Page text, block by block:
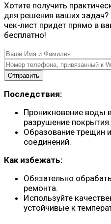
Хотите получить
для решения ваших
чек-лист придет прямо в
бесплатно!
Последствия:
Проникновение воды
разрушение покрытия.
Образование трещин
соединений.
Как избежать:
Обязательно
ремонта.
Используйте
устойчивые к